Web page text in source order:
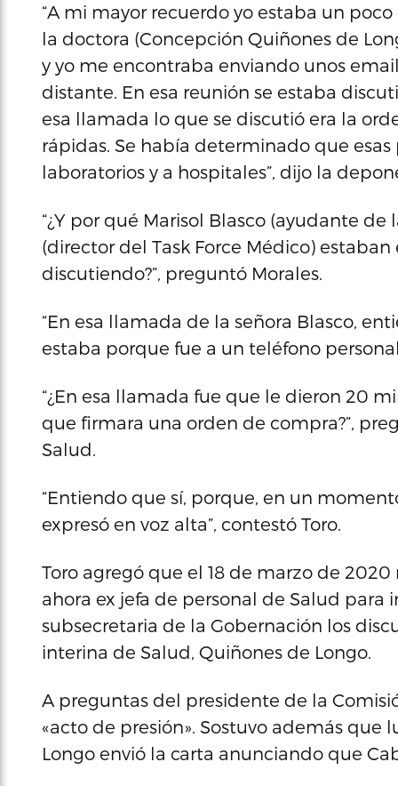
“A mi mayor recuerdo yo estaba un
la doctora (Concepción Quiñones de
y yo me encontraba enviando unos
distante. En esa reunión se estaba
esa llamada lo que se discutió era la
rápidas. Se había determinado que
laboratorios y a hospitales”, dijo la
“¿Y por qué Marisol Blasco (ayudante
(director del Task Force Médico)
discutiendo?”, preguntó Morales.
“En esa llamada de la señora Blasco,
estaba porque fue a un teléfono
“¿En esa llamada fue que le dieron 20
que firmara una orden de compra?”,
Salud.
“Entiendo que sí, porque, en un
expresó en voz alta”, contestó Toro.
Toro agregó que el 18 de marzo de
ahora ex jefa de personal de Salud
subsecretaria de la Gobernación los
interina de Salud, Quiñones de Longo.
A preguntas del presidente de la
«acto de presión». Sostuvo además
Longo envió la carta anunciando que